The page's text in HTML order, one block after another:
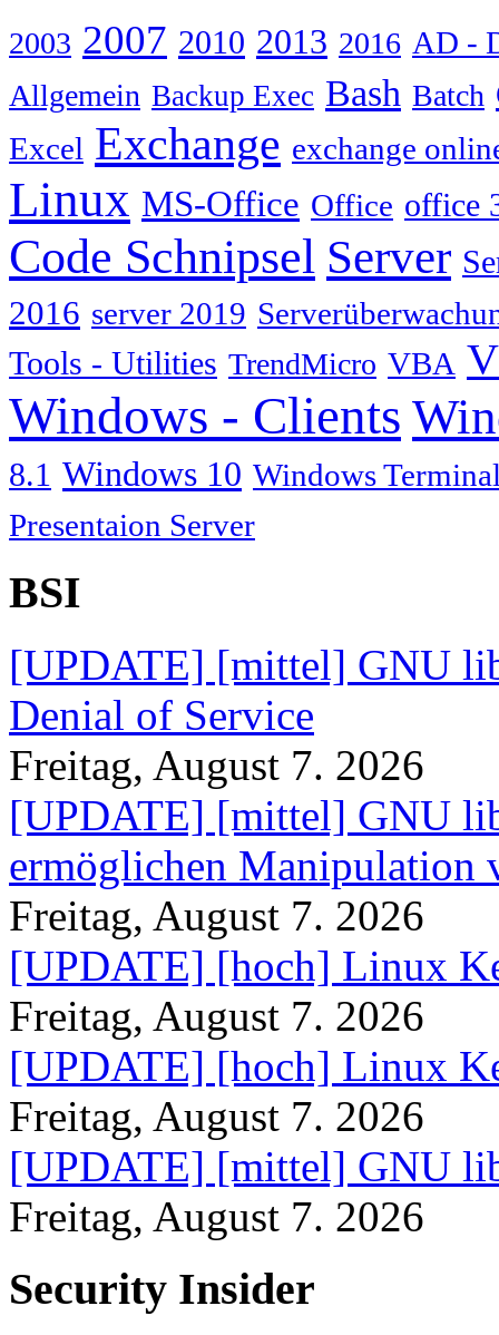
2003 2007 2010 2013 2016 AD -
Allgemein Backup Exec Bash Batch
Excel Exchange exchange
Linux MS-Office Office office
Code Schnipsel Server
2016 server 2019
Tools - Utilities TrendMicro VBA
Windows - Clients
8.1 Windows 10 Windows
Presentaion Server
BSI
[UPDATE] [mittel] GNU
Denial of Service
Freitag, August 7. 2026
[UPDATE] [mittel] GNU
ermöglichen Manipulation
Freitag, August 7. 2026
[UPDATE] [hoch] Linux
Freitag, August 7. 2026
[UPDATE] [hoch] Linux
Freitag, August 7. 2026
[UPDATE] [mittel] GNU
Freitag, August 7. 2026
Security Insider